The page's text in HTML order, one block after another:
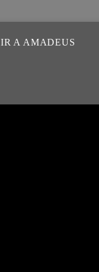
IR A AMADEUS